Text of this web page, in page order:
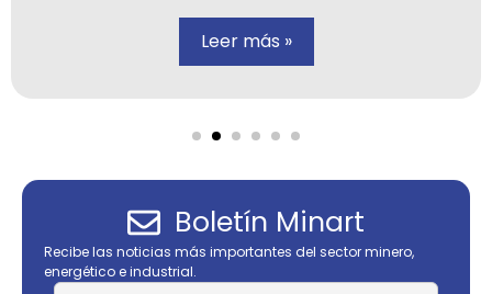
Leer más »
Boletín Minart
Recibe las noticias más importantes del sector minero,
energético e industrial.